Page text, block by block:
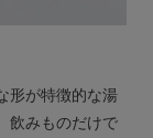
形が特徴的な湯
飲みものだけで